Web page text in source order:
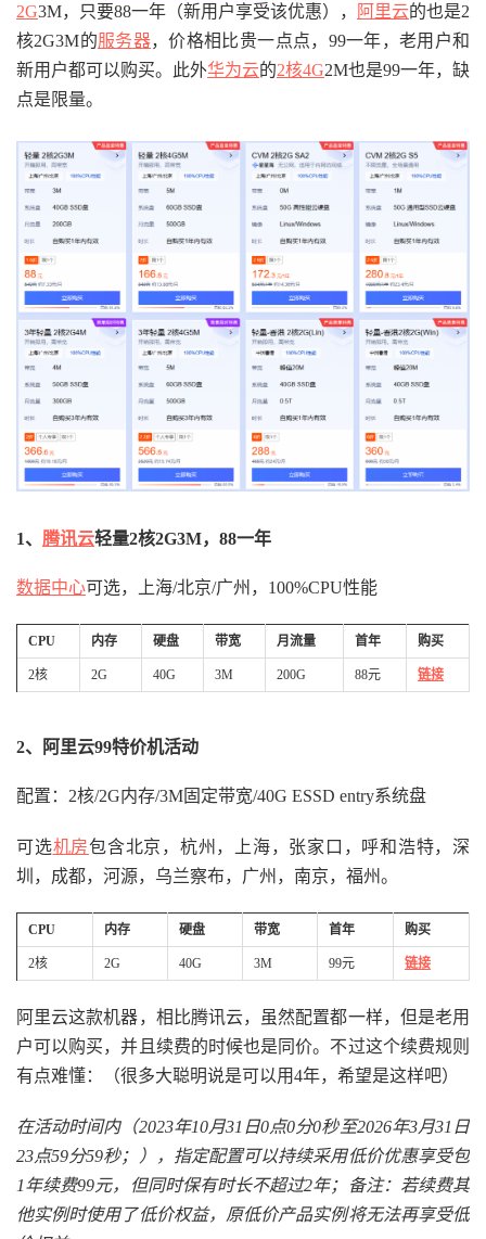
2G3M，只要88一年（新用户享受该优惠）， 阿里云的也是2
核2G3M的服务器，价格相比贵一点点，99一年，老用户和
新用户都可以购买。此外华为云的2核4G2M也是99一年，缺
点是限量。
1、 腾讯云轻量2核2G3M，88一年
数据中心可选，上海/北京/广州，100%CPU性能
CPU 内存 硬盘 带宽 月流量 首年 购买
2核 2G 40G 3M 200G 88元 链接
2、阿里云99特价机活动
配置：2核/2G内存/3M固定带宽/40G ESSD entry系统盘
可选机房包含北京，杭州，上海，张家口，呼和浩特，深
圳，成都，河源，乌兰察布，广州，南京，福州。
CPU 内存 硬盘 带宽 首年 购买
2核 2G 40G 3M 99元 链接
阿里云这款机器，相比腾讯云，虽然配置都一样，但是老用
户可以购买，并且续费的时候也是同价。不过这个续费规则
有点难懂：（很多大聪明说是可以用4年，希望是这样吧）
在活动时间内（2023年10月31日0点0分0秒至2026年3月31日
23点59分59秒；），指定配置可以持续采用低价优惠享受包
1年续费99元，但同时保有时长不超过2年；备注：若续费其
他实例时使用了低价权益，原低价产品实例将无法再享受低